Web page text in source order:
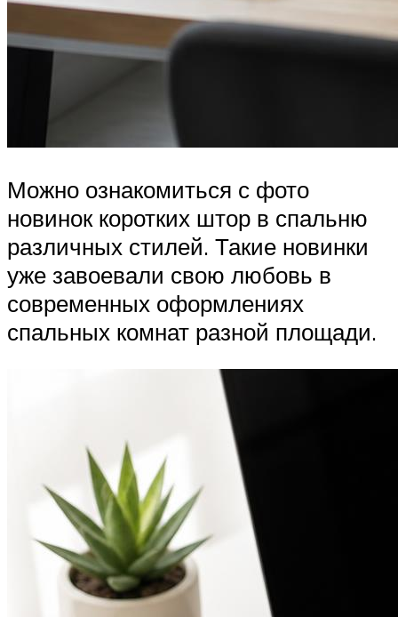
Можно ознакомиться с фото
новинок коротких штор в спальню
различных стилей. Такие новинки
уже завоевали свою любовь в
современных оформлениях
спальных комнат разной площади.